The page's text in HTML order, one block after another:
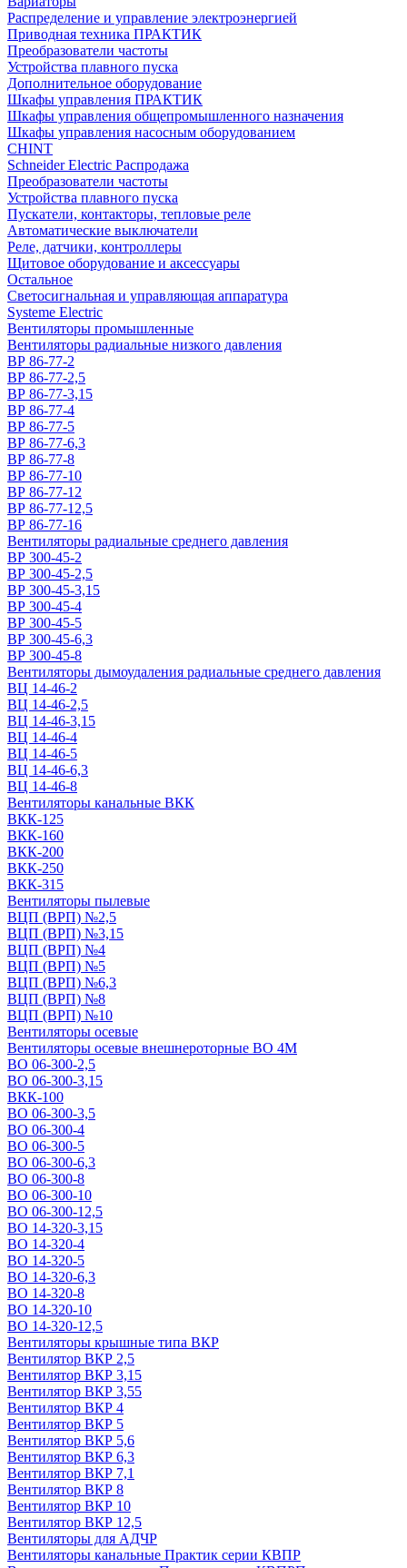
Распределение и управление электроэнергией
Приводная техника ПРАКТИК
Преобразователи частоты
Устройства плавного пуска
Дополнительное оборудование
Шкафы управления ПРАКТИК
Шкафы управления общепромышленного назначения
Шкафы управления насосным оборудованием
CHINT
Schneider Electric Распродажа
Преобразователи частоты
Устройства плавного пуска
Пускатели, контакторы, тепловые реле
Автоматические выключатели
Реле, датчики, контроллеры
Щитовое оборудование и аксессуары
Остальное
Светосигнальная и управляющая аппаратура
Systeme Electric
Вентиляторы промышленные
Вентиляторы радиальные низкого давления
ВР 86-77-2
ВР 86-77-2,5
ВР 86-77-3,15
ВР 86-77-4
ВР 86-77-5
ВР 86-77-6,3
ВР 86-77-8
ВР 86-77-10
ВР 86-77-12
ВР 86-77-12,5
ВР 86-77-16
Вентиляторы радиальные среднего давления
ВР 300-45-2
ВР 300-45-2,5
ВР 300-45-3,15
ВР 300-45-4
ВР 300-45-5
ВР 300-45-6,3
ВР 300-45-8
Вентиляторы дымоудаления радиальные среднего давления
ВЦ 14-46-2
ВЦ 14-46-2,5
ВЦ 14-46-3,15
ВЦ 14-46-4
ВЦ 14-46-5
ВЦ 14-46-6,3
ВЦ 14-46-8
Вентиляторы канальные ВКК
ВКК-125
ВКК-160
ВКК-200
ВКК-250
ВКК-315
Вентиляторы пылевые
ВЦП (ВРП) №2,5
ВЦП (ВРП) №3,15
ВЦП (ВРП) №4
ВЦП (ВРП) №5
ВЦП (ВРП) №6,3
ВЦП (ВРП) №8
ВЦП (ВРП) №10
Вентиляторы осевые
Вентиляторы осевые внешнероторные ВО 4М
ВО 06-300-2,5
ВО 06-300-3,15
ВКК-100
ВО 06-300-3,5
ВО 06-300-4
ВО 06-300-5
ВО 06-300-6,3
ВО 06-300-8
ВО 06-300-10
ВО 06-300-12,5
ВО 14-320-3,15
ВО 14-320-4
ВО 14-320-5
ВО 14-320-6,3
ВО 14-320-8
ВО 14-320-10
ВО 14-320-12,5
Вентиляторы крышные типа ВКР
Вентилятор ВКР 2,5
Вентилятор ВКР 3,15
Вентилятор ВКР 3,55
Вентилятор ВКР 4
Вентилятор ВКР 5
Вентилятор ВКР 5,6
Вентилятор ВКР 6,3
Вентилятор ВКР 7,1
Вентилятор ВКР 8
Вентилятор ВКР 10
Вентилятор ВКР 12,5
Вентиляторы для АДЧР
Вентиляторы канальные Практик серии КВПР